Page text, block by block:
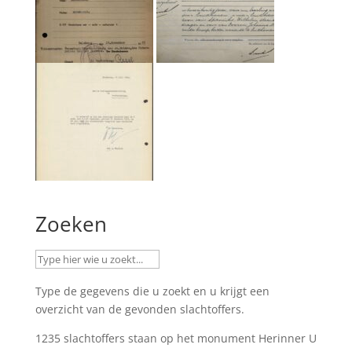
Zoeken
Type de gegevens die u zoekt en u krijgt een
overzicht van de gevonden slachtoffers.
1235 slachtoffers staan op het monument Herinner U